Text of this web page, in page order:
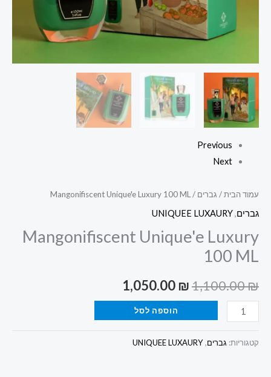
Previous
Next
עמוד הבית/ גברים / Mangonifiscent Unique'e Luxury 100 ML
גברים,
UNIQUEE LUXAURY
Mangonifiscent Unique'e Luxury
100 ML
1,100.00₪
1,050.00 ₪
הוספה לסל
קטגוריות: גברים,
UNIQUEE LUXAURY